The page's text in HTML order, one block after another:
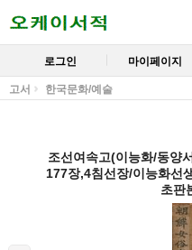
로그인 마이페이지
고서 한국문화/예술
조선여속고(이능화/동양
177장,4침선장/이능화선
초판